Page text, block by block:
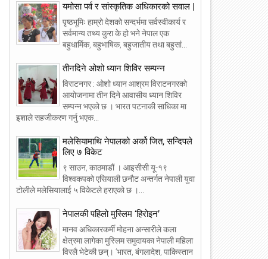
07
यो बर्षको ५ रोचक वैज्ञानिक आविष्कार
06
10
एक पुरुष को १३ पत्नी एकै साथ प्रेगनेन्ट -
यमोसा पर्व र सांस्कृतिक अधिकारको सवाल |
पृष्ठभूमिः हाम्रो देशको सन्दर्भमा सर्वस्वीकार्य र
सर्वमान्य तथ्य कुरा के हो भने नेपाल एक
बहुधार्मिक, बहुभाषिक, बहुजातीय तथा बहुसां...
तीनदिने ओशो ध्यान शिविर सम्पन्न
विराटनगर : ओशो ध्यान आश्रम विराटनगरको
आयोजनामा तीन दिने आवासीय ध्यान शिविर
सम्पन्न भएको छ । भारत पटनाकी साधिका मा
इशाले सहजीकरण गर्नु भएक...
मलेसियामाथि नेपालको अर्को जित, सन्दिपले
लिए ७ विकेट
९ साउन, काठमाडौं । आइसीसी यू-१९
विश्वकपको एसियाली छनौट अन्तर्गत नेपाली युवा
टोलीले मलेसियालाई ५ विकेटले हराएको छ ।...
नेपालकी पहिलो मुस्लिम ‘हिरोइन’
मानव अधिकारकर्मी मोहना अन्सारीले कला
क्षेत्रमा लागेका मुस्लिम समुदायका नेपाली महिला
विरलै भेटेकी छन्। ‘भारत, बंगलादेश, पाकिस्तान